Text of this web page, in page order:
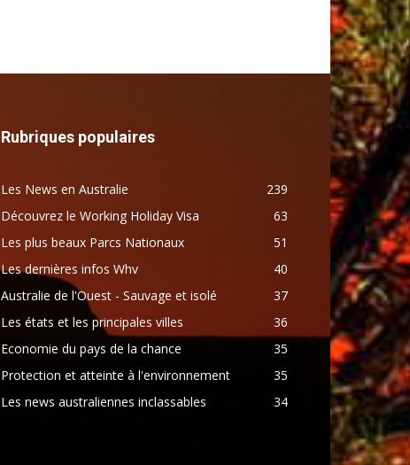
Rubriques populaires
Les News en Australie
239
Découvrez le Working Holiday Visa
63
Les plus beaux Parcs Nationaux
51
Les dernières infos Whv
40
Australie de l'Ouest - Sauvage et isolé
37
Les états et les principales villes
36
Economie du pays de la chance
35
Protection et atteinte à l'environnement
35
Les news australiennes inclassables
34